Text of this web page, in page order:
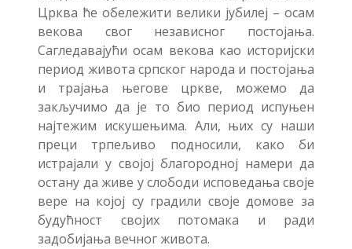
Црква ће обележити велики јубилеј – осам
векова свог независног постојања.
Сагледавајући осам векова као историјски
период живота српског народа и постојања
и трајања његове цркве, можемо да
закључимо да је то био период испуњен
најтежим искушењима. Али, њих су наши
преци трпељиво подносили, како би
истрајали у својој благородној намери да
остану да живе у слободи исповедања своје
вере на којој су градили своје домове за
будућност својих потомака и ради
задобијања вечног живота.